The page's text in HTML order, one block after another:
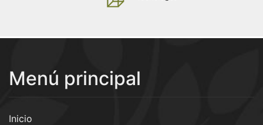
Menú principal
Inicio